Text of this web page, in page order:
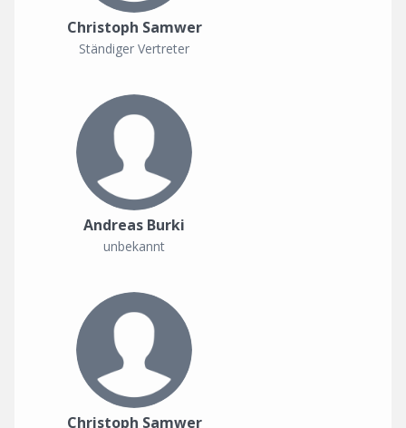
Christoph Samwer
Ständiger Vertreter
Andreas Burki
unbekannt
Christoph Samwer